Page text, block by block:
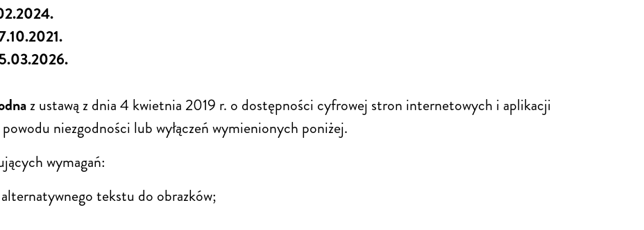
z ustawą z dnia 4 kwietnia 2019 r. o dostępności cyfrowej stron internetowych i aplikacji
niezgodności lub wyłączeń wymienionych poniżej.
wymagań:
tekstu do obrazków;